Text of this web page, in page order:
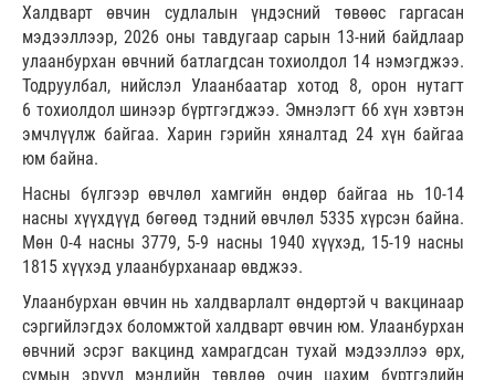
Халдварт өвчин судлалын үндэсний төвөөс гаргасан
мэдээллээр, 2026 оны тавдугаар сарын 13-ний байдлаар
улаанбурхан өвчний батлагдсан тохиолдол 14 нэмэгджээ.
Тодруулбал, нийслэл Улаанбаатар хотод 8, орон нутагт
6 тохиолдол шинээр бүртгэгджээ. Эмнэлэгт 66 хүн хэвтэн
эмчлүүлж байгаа. Харин гэрийн хяналтад 24 хүн байгаа
юм байна.
Насны бүлгээр өвчлөл хамгийн өндөр байгаа нь 10-14
насны хүүхдүүд бөгөөд тэдний өвчлөл 5335 хүрсэн байна.
Мөн 0-4 насны 3779, 5-9 насны 1940 хүүхэд, 15-19 насны
1815 хүүхэд улаанбурханаар өвджээ.
Улаанбурхан өвчин нь халдварлалт өндөртэй ч вакцинаар
сэргийлэгдэх боломжтой халдварт өвчин юм. Улаанбурхан
өвчний эсрэг вакцинд хамрагдсан тухай мэдээллээ өрх,
сумын эрүүл мэндийн төвдөө очин цахим бүртгэлийн